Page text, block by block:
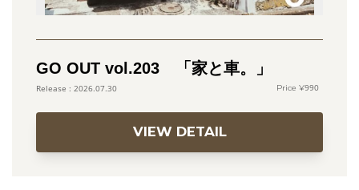
GO OUT vol.203 「家と車。」
2026.07.30 990
VIEW DETAIL